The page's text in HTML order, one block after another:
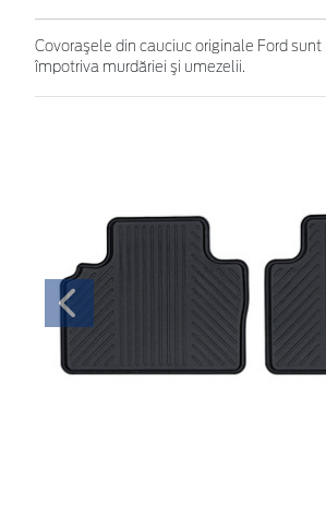
Covoraşele din cauciuc originale Ford
împotriva murdăriei şi umezelii.